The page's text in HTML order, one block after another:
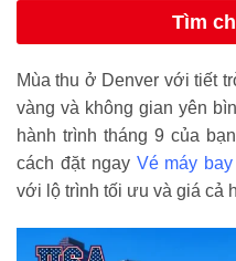
Tìm
Mùa thu ở Denver với tiết
vàng và không gian yên
hành trình tháng 9 của
cách đặt ngay Vé máy
với lộ trình tối ưu và giá cả